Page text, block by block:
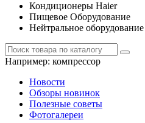
Кондиционеры Haier
Пищевое Оборудование
Нейтральное оборудование
Например: компрессор
Новости
Обзоры новинок
Полезные советы
Фотогалереи